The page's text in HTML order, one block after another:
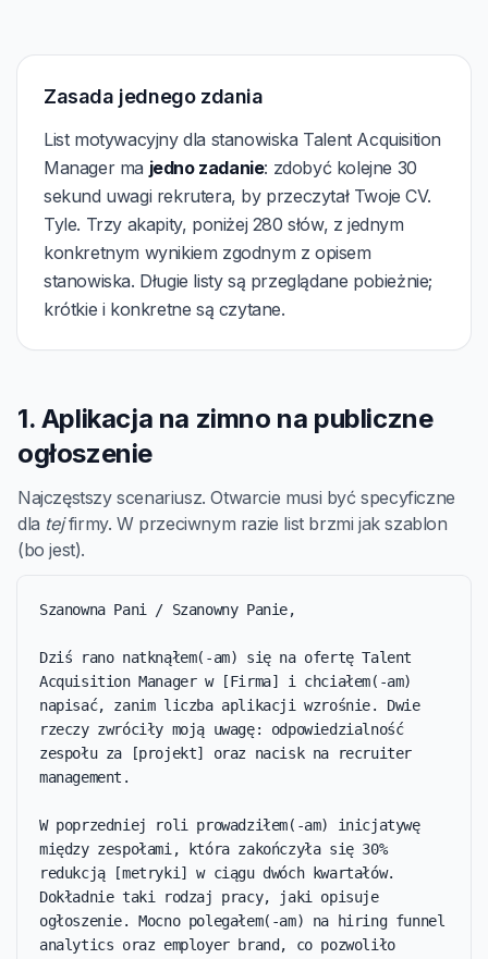
Zasada jednego zdania
List motywacyjny dla stanowiska Talent Acquisition
Manager ma jedno zadanie: zdobyć kolejne 30
sekund uwagi rekrutera, by przeczytał Twoje CV.
Tyle. Trzy akapity, poniżej 280 słów, z jednym
konkretnym wynikiem zgodnym z opisem
stanowiska. Długie listy są przeglądane pobieżnie;
krótkie i konkretne są czytane.
1. Aplikacja na zimno na publiczne
ogłoszenie
Najczęstszy scenariusz. Otwarcie musi być specyficzne
dla tejfirmy. W przeciwnym razie list brzmi jak szablon
(bo jest).
Szanowna Pani / Szanowny Panie,
Dziś rano natknąłem(-am) się na ofertę Talent
Acquisition Manager w [Firma] i chciałem(-am)
napisać, zanim liczba aplikacji wzrośnie. Dwie
rzeczy zwróciły moją uwagę: odpowiedzialność
zespołu za [projekt] oraz nacisk na recruiter
management.
W poprzedniej roli prowadziłem(-am) inicjatywę
między zespołami, która zakończyła się 30%
redukcją [metryki] w ciągu dwóch kwartałów.
Dokładnie taki rodzaj pracy, jaki opisuje
ogłoszenie. Mocno polegałem(-am) na hiring funnel
analytics oraz employer brand, co pozwoliło